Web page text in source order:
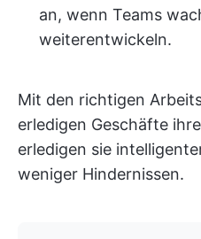
an, wenn Teams
weiterentwickeln.
Mit den richtigen
erledigen Geschäfte
erledigen sie
weniger Hindernissen.